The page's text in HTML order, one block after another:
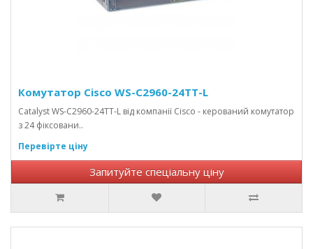
Комутатор Cisco WS-C2960-24TT-L
Catalyst WS-C2960-24TT-L від компанії Cisco - керований комутатор
з 24 фіксовани..
Перевірте ціну
Запитуйте спеціальну ціну